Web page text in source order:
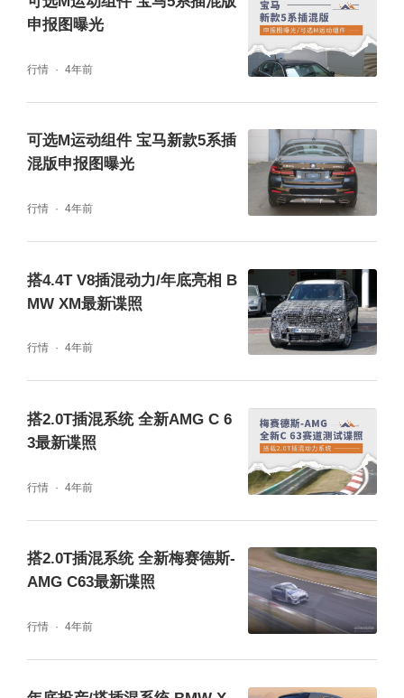
在大家比较关心的性能方面，新车将搭载由4.4
T V8发动机+电机组成的插混系统，最大功率4
80千瓦，峰值扭矩800牛·米，WLTP工况下的
纯电续航里程有80公里。此外，新车未来还将
推出输出功率高达550千瓦，峰值扭矩达到10
00牛·米的高性能版车型。关于新车的其它信
息，车质网将会持续关注及报道。
申报图曝光
行情 4年前
可选M运动组件 宝马新款5系插
混版申报图曝光
行情 4年前
搭4.4T V8插混动力/年底亮相 B
MW XM最新谍照
行情 4年前
搭2.0T插混系统 全新AMG C 6
3最新谍照
行情 4年前
搭2.0T插混系统 全新梅赛德斯-
AMG C63最新谍照
行情 4年前